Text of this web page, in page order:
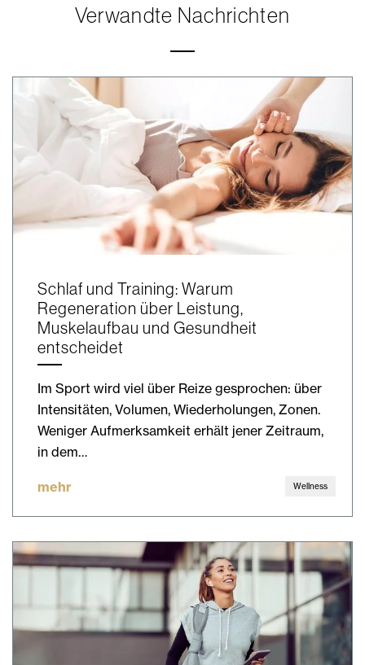
Verwandte Nachrichten
Schlaf und Training: Warum
Regeneration über Leistung,
Muskelaufbau und Gesundheit
entscheidet
Im Sport wird viel über Reize gesprochen: über
Intensitäten, Volumen, Wiederholungen, Zonen.
Weniger Aufmerksamkeit erhält jener Zeitraum,
in dem…
mehr Wellness